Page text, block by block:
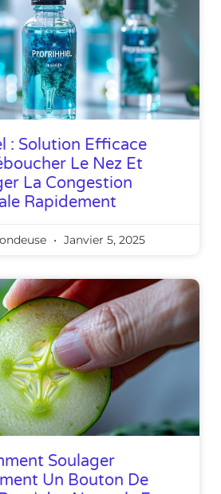
: Solution Efficace
Le Nez Et
La Congestion
Rapidement
Janvier 5, 2025
Soulager
Un Bouton De